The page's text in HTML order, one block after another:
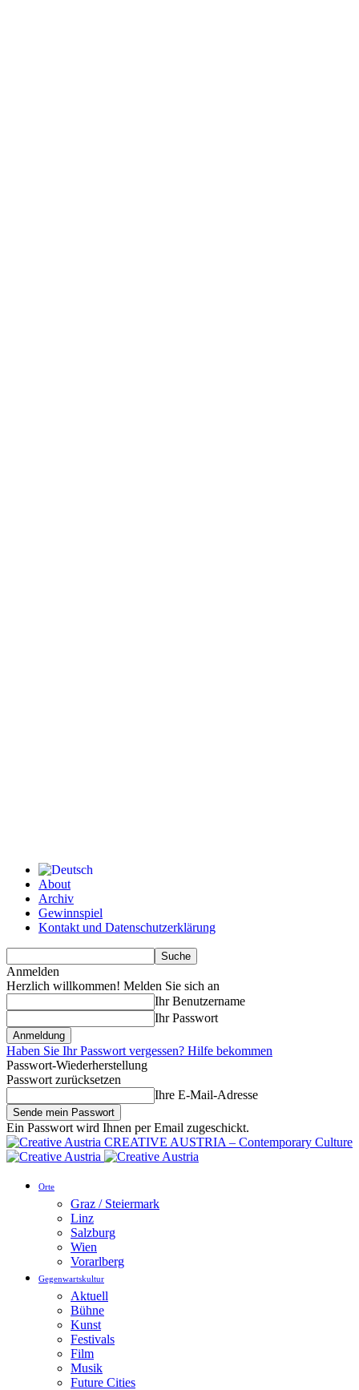
About
Archiv
Gewinnspiel
Kontakt und Datenschutzerklärung
Anmelden
Herzlich willkommen! Melden Sie sich an
Ihr Benutzername
Ihr Passwort
Haben Sie Ihr Passwort vergessen? Hilfe bekommen
Passwort-Wiederherstellung
Passwort zurücksetzen
Ihre E-Mail-Adresse
Ein Passwort wird Ihnen per Email zugeschickt.
CREATIVE AUSTRIA – Contemporary Culture
Orte
Graz / Steiermark
Linz
Salzburg
Wien
Vorarlberg
Gegenwartskultur
Aktuell
Bühne
Kunst
Festivals
Film
Musik
Future Cities